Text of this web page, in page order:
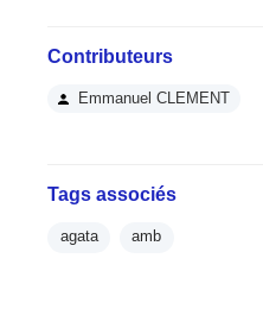
Contributeurs
Emmanuel CLEMENT
Tags associés
agata amb